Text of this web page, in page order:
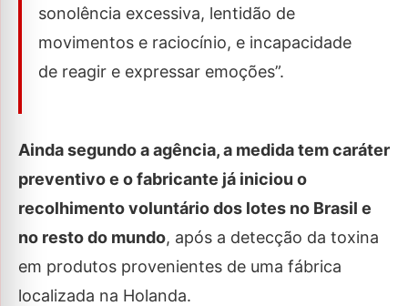
sonolência excessiva, lentidão de
movimentos e raciocínio, e incapacidade
de reagir e expressar emoções”.
Ainda segundo a agência, a medida tem caráter
preventivo e o fabricante já iniciou o
recolhimento voluntário dos lotes no Brasil e
no resto do mundo, após a detecção da toxina
em produtos provenientes de uma fábrica
localizada na Holanda.